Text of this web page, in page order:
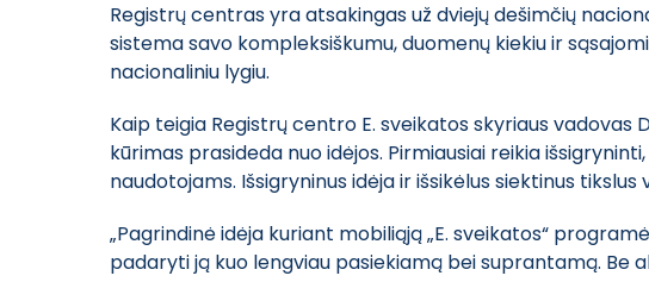
Registrų centras yra atsakingas už dviejų dešimčių
sistema savo kompleksiškumu, duomenų kiekiu ir
nacionaliniu lygiu.
Kaip teigia Registrų centro E. sveikatos skyriaus
kūrimas prasideda nuo idėjos. Pirmiausiai reikia
naudotojams. Išsigryninus idėja ir išsikėlus siektinus
„Pagrindinė idėja kuriant mobiliąją „E. sveikatos“
padaryti ją kuo lengviau pasiekiamą bei suprantamą. Be